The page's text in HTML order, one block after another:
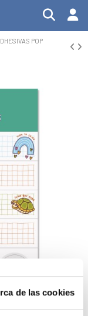
de las cookies
POP